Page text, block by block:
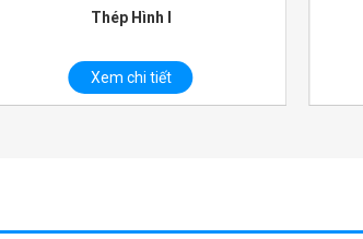
Thép Hình H
Xem chi tiết